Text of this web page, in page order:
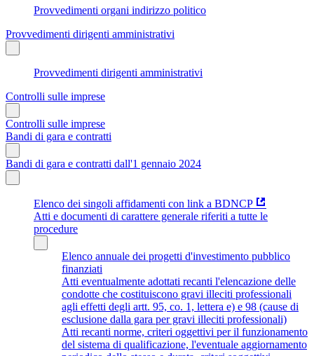
Provvedimenti organi indirizzo politico
Provvedimenti dirigenti amministrativi
Provvedimenti dirigenti amministrativi
Controlli sulle imprese
Controlli sulle imprese
Bandi di gara e contratti
Bandi di gara e contratti dall'1 gennaio 2024
Elenco dei singoli affidamenti con link a BDNCP
Atti e documenti di carattere generale riferiti a tutte le
procedure
Elenco annuale dei progetti d'investimento pubblico
finanziati
Atti eventualmente adottati recanti l'elencazione delle
condotte che costituiscono gravi illeciti professionali
agli effetti degli artt. 95, co. 1, lettera e) e 98 (cause di
esclusione dalla gara per gravi illeciti professionali)
Atti recanti norme, criteri oggettivi per il funzionamento
del sistema di qualificazione, l'eventuale aggiornamento